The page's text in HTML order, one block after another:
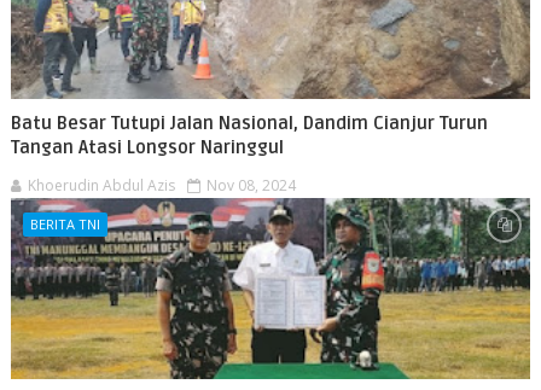
Batu Besar Tutupi Jalan Nasional, Dandim Cianjur Turun
Tangan Atasi Longsor Naringgul
Khoerudin Abdul Azis Nov 08, 2024
BERITA TNI